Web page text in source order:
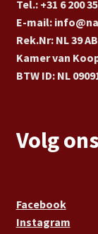
Tel.: +31 6 200
E-mail:
Rek.Nr: NL 39
Kamer van
BTW ID: NL
Volg
Facebook
Instagram